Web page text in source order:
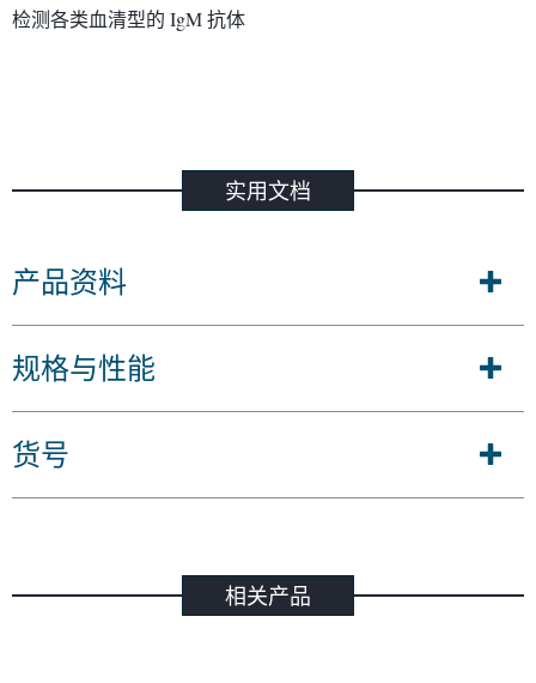
检测各类血清型的 IgM 抗体
实用文档
产品资料
规格与性能
货号
相关产品